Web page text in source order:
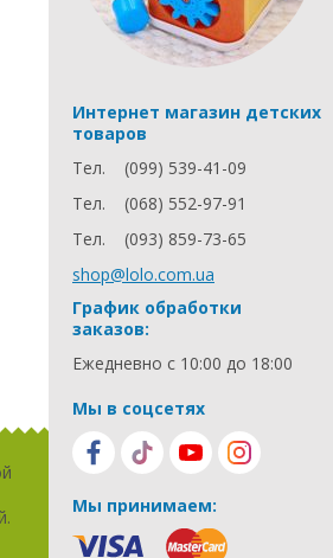
Интернет магазин детских
товаров
Тел.
(099) 539-41-09
Тел.
(068) 552-97-91
Тел.
(093) 859-73-65
shop@lolo.com.ua
График обработки
заказов:
Ежедневно с 10:00 до 18:00
Мы в соцсетях
Мы принимаем: